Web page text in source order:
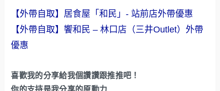
【外帶自取】居食屋「和民」- 站前店外帶優惠
【外帶自取】饗和民 – 林口店（三井Outlet）外帶
優惠
喜歡我的分享給我個讚讚跟推推吧！
你的支持是我分享的原動力